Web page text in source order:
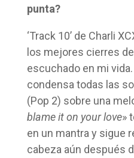
punta?
‘Track 10’ de Charli
los mejores cierres
escuchado en mi vida.
condensa todas las
(Pop 2) sobre una
blame it on your love»
en un mantra y sigue
cabeza aún después